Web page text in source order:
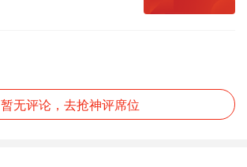
暂无评论，去抢神评席位